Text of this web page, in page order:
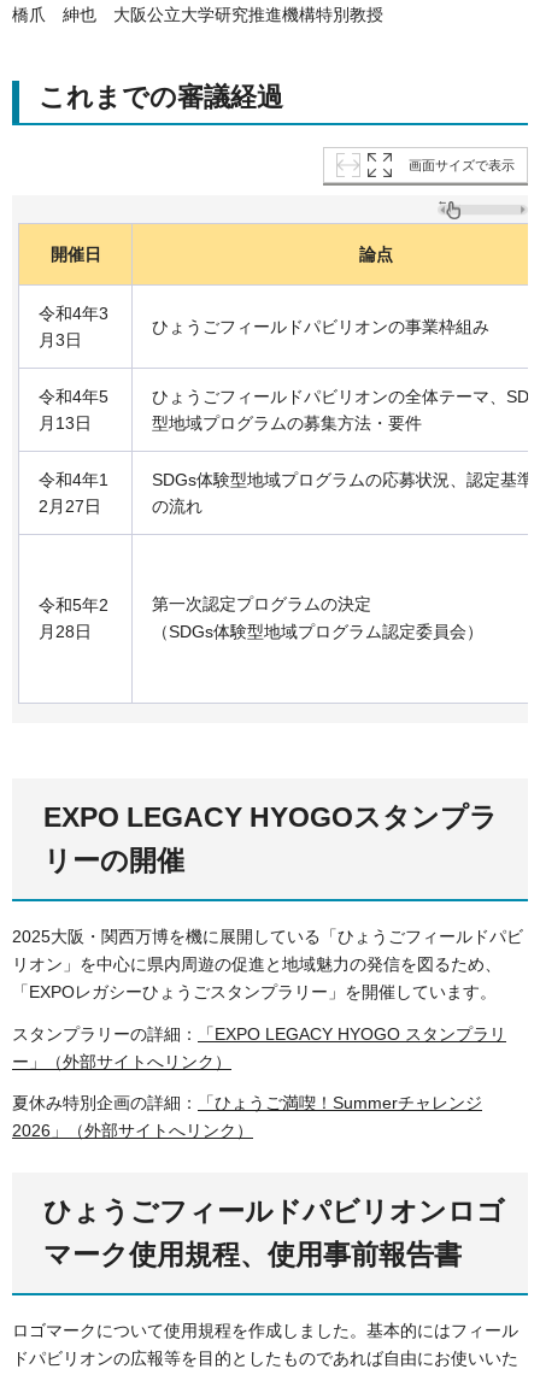
橋爪 紳也 大阪公立大学研究推進機構特別教授
これまでの審議経過
画面サイズで表示
開催日 論点
令和4年3
月3日
ひょうごフィールドパビリオンの事業枠組み
令和4年5
月13日
ひょうごフィールドパビリオンの全体テーマ、
型地域プログラムの募集方法・要件
令和4年1
2月27日
SDGs体験型地域プログラムの応募状況、認定基準
の流れ
令和5年2
月28日
第一次認定プログラムの決定
（SDGs体験型地域プログラム認定委員会）
EXPO LEGACY HYOGOスタンプラ
リーの開催
2025大阪・関西万博を機に展開している「ひょうごフィールドパビ
リオン」を中心に県内周遊の促進と地域魅力の発信を図るため、
「EXPOレガシーひょうごスタンプラリー」を開催しています。
スタンプラリーの詳細：
「EXPO LEGACY HYOGO スタンプラリ
ー」（外部サイトへリンク）
夏休み特別企画の詳細：
「ひょうご満喫！Summerチャレンジ
2026」（外部サイトへリンク）
ひょうごフィールドパビリオンロゴ
マーク使用規程、使用事前報告書
ロゴマークについて使用規程を作成しました。基本的にはフィール
ドパビリオンの広報等を目的としたものであれば自由にお使いいた